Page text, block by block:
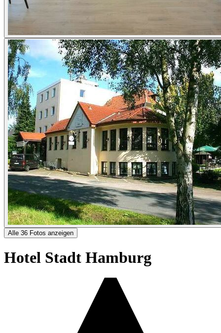
Alle 36 Fotos anzeigen
Hotel Stadt Hamburg